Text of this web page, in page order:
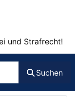
und Strafrecht!
Suchen